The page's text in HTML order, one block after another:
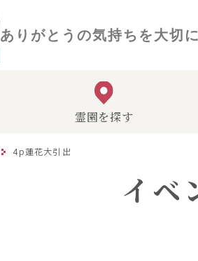
ありがとうの気持ちを大切に
霊園を探す
4p蓮花大引出
イベ